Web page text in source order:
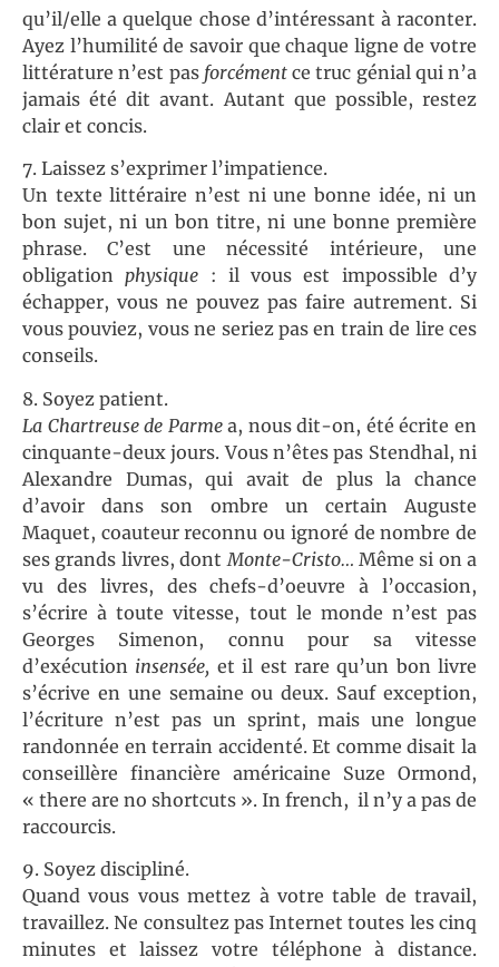
qu’il/elle a quelque chose d’intéressant à raconter.
Ayez l’humilité de savoir que chaque ligne de votre
littérature n’est pas forcémentce truc génial qui n’a
jamais été dit avant. Autant que possible, restez
clair et concis.
7. Laissez s’exprimer l’impatience.
Un texte littéraire n’est ni une bonne idée, ni un
bon sujet, ni un bon titre, ni une bonne première
phrase. C’est une nécessité intérieure, une
obligationphysique : il vous est impossible d’y
échapper, vous ne pouvez pas faire autrement. Si
vous pouviez, vous ne seriez pas en train de lire ces
conseils.
8. Soyez patient.
La Chartreuse de Parmea, nous dit-on, été écrite en
cinquante-deux jours. Vous n’êtes pas Stendhal, ni
Alexandre Dumas, qui avait de plus la chance
d’avoir dans son ombre un certain Auguste
Maquet, coauteur reconnu ou ignoré de nombre de
ses grands livres, dont Monte-Cristo… Même si on a
vu des livres, des chefs-d’oeuvre à l’occasion,
s’écrire à toute vitesse, tout le monde n’est pas
Georges Simenon, connu pour sa vitesse
d’exécution insensée, et il est rare qu’un bon livre
s’écrive en une semaine ou deux. Sauf exception,
l’écriture n’est pas un sprint, mais une longue
randonnée en terrain accidenté. Et comme disait la
conseillère financière américaine Suze Ormond,
« there are no shortcuts ». In french, il n’y a pas de
raccourcis.
9. Soyez discipliné.
Quand vous vous mettez à votre table de travail,
travaillez. Ne consultez pas Internet toutes les cinq
minutes et laissez votre téléphone à distance.